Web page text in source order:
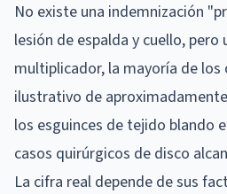
No existe una indemnización
lesión de espalda y cuello,
multiplicador, la mayoría de los
ilustrativo de
los esguinces de tejido blando
casos quirúrgicos de disco
La cifra real depende de sus